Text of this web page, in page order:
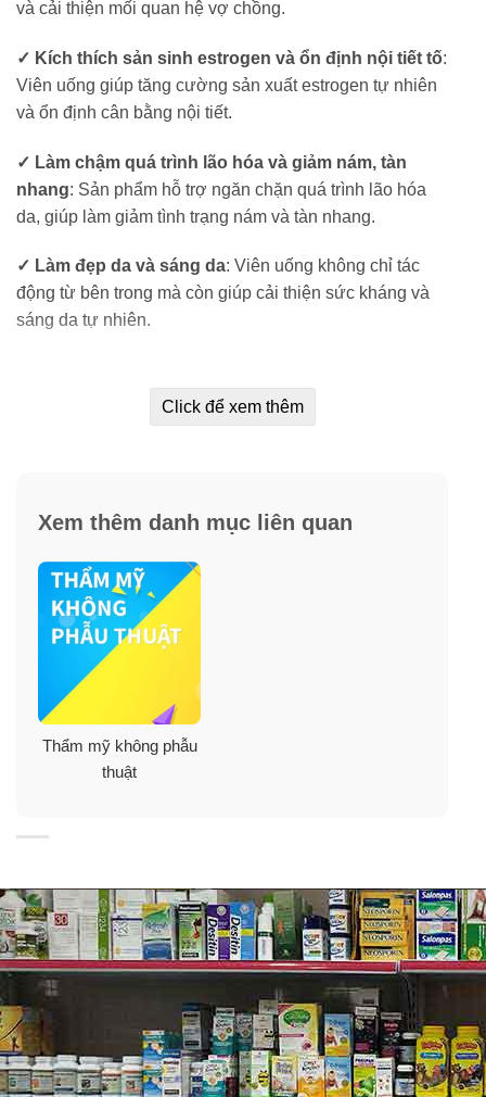
và cải thiện mối quan hệ vợ chồng.
✓ Kích thích sản sinh estrogen và ổn định nội tiết tố:
Viên uống giúp tăng cường sản xuất estrogen tự nhiên
và ổn định cân bằng nội tiết.
✓ Làm chậm quá trình lão hóa và giảm nám, tàn
nhang: Sản phẩm hỗ trợ ngăn chặn quá trình lão hóa
da, giúp làm giảm tình trạng nám và tàn nhang.
✓ Làm đẹp da và sáng da: Viên uống không chỉ tác
động từ bên trong mà còn giúp cải thiện sức kháng và
sáng da tự nhiên.
: Sản phẩm hỗ trợ kiểm soát cân nặng và hình
dáng cơ thể một cách hiệu quả.
Thành phần:
– Chiết xuất Aguaje: giàu hàm lượng estrogen giúp
tăng kích thước vòng 1, vòng 3 tự nhiên và làm tăng nội
tiết tố trong cơ thể. Ngoài ra, trong hạt Aguaje còn chứa
nhiều vitamin C, vitamin E, vitamin A giúp làm đẹp da,
chống oxy hóa và tốt cho sinh lý nữ.
Click để xem thêm
Xem thêm danh mục liên quan
Thẩm mỹ không phẫu
thuật